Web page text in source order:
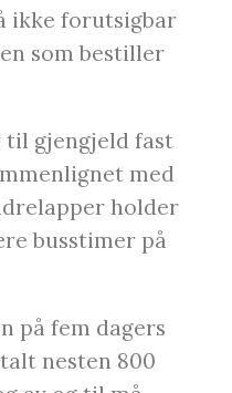
ikke forutsigbar
som bestiller
til gjengjeld fast
med
holder
busstimer på
på fem dagers
nesten 800